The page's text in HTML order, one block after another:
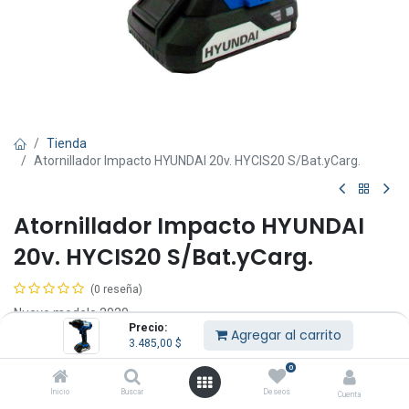
Precio:
3.485,00 $ Agregar al carrito
Inicio Buscar
0
Deseos Cuenta
Tienda
Atornillador Impacto HYUNDAI 20v. HYCIS20 S/Bat.yCarg.
Atornillador Impacto HYUNDAI
20v. HYCIS20 S/Bat.yCarg.
(0 reseña)
Nuevo modelo 2020.
Herramienta sin cargador ni batería.
Es ideal para comprar con un taladro atornillador que si las trae.
Garantía: 1 año.